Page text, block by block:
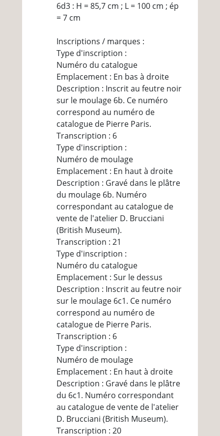
6d3 : H = 85,7 cm ; L = 100 cm ; ép
= 7 cm
Inscriptions / marques :
Type d'inscription :
Numéro du catalogue
Emplacement : En bas à droite
Description : Inscrit au feutre noir
sur le moulage 6b. Ce numéro
correspond au numéro de
catalogue de Pierre Paris.
Transcription : 6
Type d'inscription :
Numéro de moulage
Emplacement : En haut à droite
Description : Gravé dans le plâtre
du moulage 6b. Numéro
correspondant au catalogue de
vente de l'atelier D. Brucciani
(British Museum).
Transcription : 21
Type d'inscription :
Numéro du catalogue
Emplacement : Sur le dessus
Description : Inscrit au feutre noir
sur le moulage 6c1. Ce numéro
correspond au numéro de
catalogue de Pierre Paris.
Transcription : 6
Type d'inscription :
Numéro de moulage
Emplacement : En haut à droite
Description : Gravé dans le plâtre
du 6c1. Numéro correspondant
au catalogue de vente de l'atelier
D. Brucciani (British Museum).
Transcription : 20